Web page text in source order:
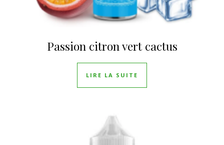
Passion citron vert cactus
LIRE LA SUITE